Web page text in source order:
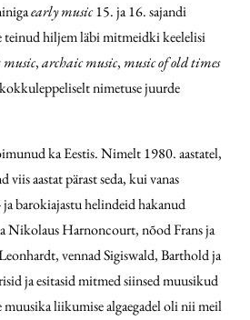
early music15. ja 16. sajandi
teinud hiljem läbi mitmeidki keelelisi
,archaic music, music of old times
nimetuse juurde
ka Eestis. Nimelt 1980. aastatel,
aastat pärast seda, kui vanas
ja barokiajastu helindeid hakanud
Nikolaus Harnoncourt, nõod Frans ja
vennad Sigiswald, Barthold ja
ja esitasid mitmed siinsed muusikud
muusika liikumise algaegadel oli nii meil